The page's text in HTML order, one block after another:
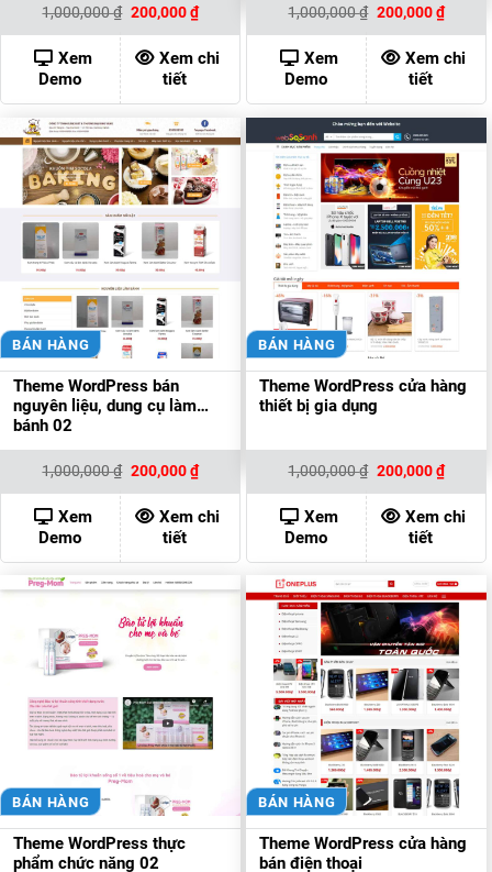
1,000,000₫ Giá
là:
1,000,000 ₫.
200,000₫Giá
hiện
tại
là:
200,000 ₫.
Xem
Demo
Xem chi
tiết
1,000,000₫ Giá
là:
1,000,000 ₫.
200,000₫Giá
hiện
tại
là:
Xem
Demo
Xem chi
tiết
BÁN HÀNG
Theme WordPress bán
nguyên liệu, dung cụ làm
bánh 02
1,000,000₫ Giá
gốc
là:
1,000,000 ₫.
200,000₫Giá
hiện
tại
là:
200,000 ₫.
Xem
Demo
Xem chi
tiết
BÁN HÀNG
Theme WordPress cửa hàng
thiết bị gia dụng
1,000,000₫ Giá
gốc
là:
1,000,000 ₫.
200,000₫Giá
hiện
tại
là:
Xem
Demo
Xem chi
tiết
BÁN HÀNG
Theme WordPress thực
phẩm chức năng 02
BÁN HÀNG
Theme WordPress cửa hàng
bán điện thoại